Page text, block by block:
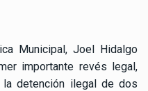
Municipal, Joel Hidalgo
importante revés legal,
detención ilegal de dos